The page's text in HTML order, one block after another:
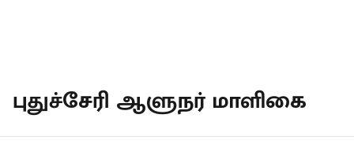
புதுச்சேரி ஆளுநர் மாளிகை